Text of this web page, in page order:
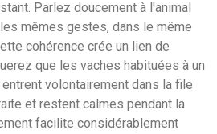
Parlez doucement à l'animal
mêmes gestes, dans le même
cohérence crée un lien de
que les vaches habituées à un
volontairement dans la file
et restent calmes pendant la
facilite considérablement